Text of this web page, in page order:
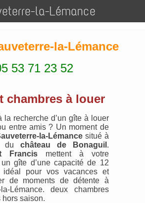
la-Lémance
la-Lémance
53 71 23 52
chambres à louer
la recherche d’un gîte à louer
entre amis ? Un moment de
la-Lémance situé à
du château de Bonaguil .
Francismettent à votre
gîte d’une capacité de 12
idéal pour vos vacances et
de moments de détente à
la-Lémance. deux chambres
saison.